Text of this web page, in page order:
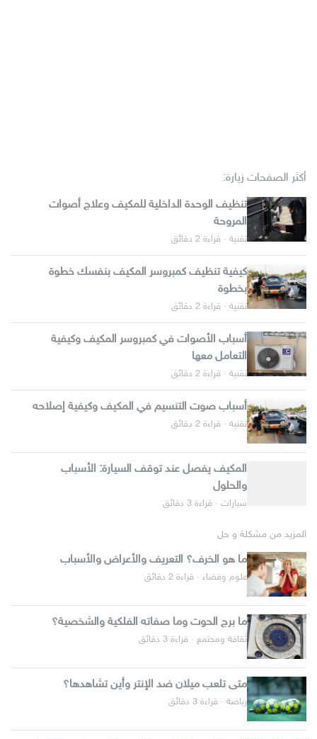
أكثر الصفحات زيارة:
تنظيف الوحدة الداخلية للمكيف وعلاج أصوات
المروحة
تقنية · قراءة 2 دقائق
كيفية تنظيف كمبروسر المكيف بنفسك خطوة
بخطوة
تقنية · قراءة 2 دقائق
أسباب الأصوات في كمبروسر المكيف وكيفية
التعامل معها
تقنية · قراءة 2 دقائق
أسباب صوت التنسيم في المكيف وكيفية إصلاحه
تقنية · قراءة 2 دقائق
المكيف يفصل عند توقف السيارة: الأسباب
والحلول
سيارات · قراءة 3 دقائق
المزيد من مشكلة و حل
ما هو الخرف؟ التعريف والأعراض والأسباب
علوم وفضاء · قراءة 2 دقائق
ما برج الحوت وما صفاته الفلكية والشخصية؟
ثقافة ومجتمع · قراءة 3 دقائق
متى تلعب ميلان ضد الإنتر وأين تشاهدها؟
رياضة · قراءة 3 دقائق